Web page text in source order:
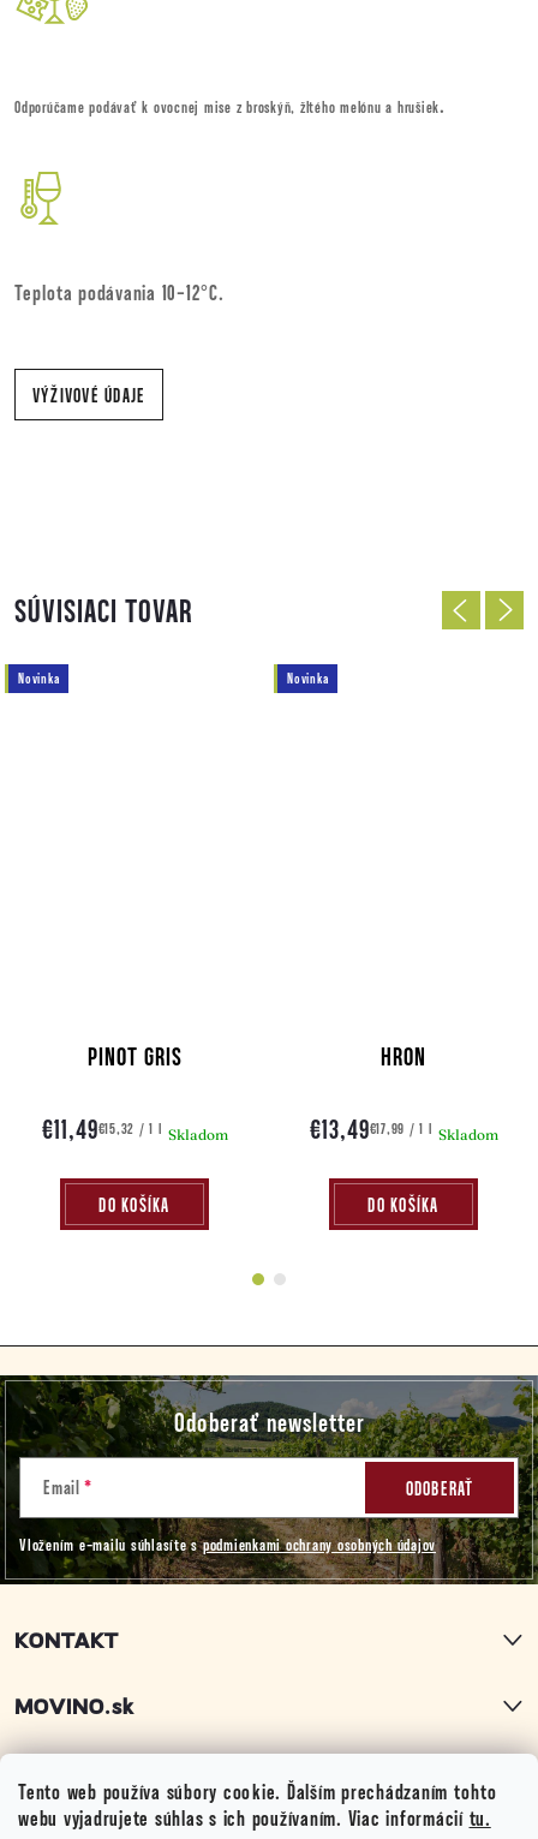
Tento web používa súbory cookie. Ďalším prechádzaním tohto
webu vyjadrujete súhlas s ich používaním. Viac informácií tu.
Odporúčame podávať k ovocnej mise z broskýň, žltého melónu a hrušiek.
Teplota podávania 10-12°C.
VÝŽIVOVÉ ÚDAJE
SÚVISIACI TOVAR
Novinka
PINOT GRIS
€11,49Jednotková
€15,32 / 1 l Skladom
DO KOŠÍKA
Novinka
HRON
€13,49Jednotková
€17,99 / 1 l Skladom
DO KOŠÍKA
Z
á
p
ä
e
Odoberať newsletter
Email
Vložením e-mailu súhlasíte spodmienkami ochrany osobných údajov
ODOBERAŤ
KONTAKT
MOVINO.sk